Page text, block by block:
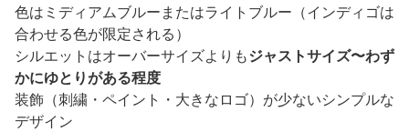
色はミディアムブルーまたはライトブルー（インディゴは
合わせる色が限定される）
シルエットはオーバーサイズよりもジャストサイズ〜わず
かにゆとりがある程度
装飾（刺繍・ペイント・大きなロゴ）が少ないシンプルな
デザイン